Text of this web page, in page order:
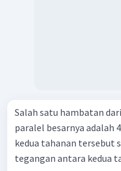
Salah satu hambatan
paralel besarnya adalah
kedua tahanan tersebut
tegangan antara kedua